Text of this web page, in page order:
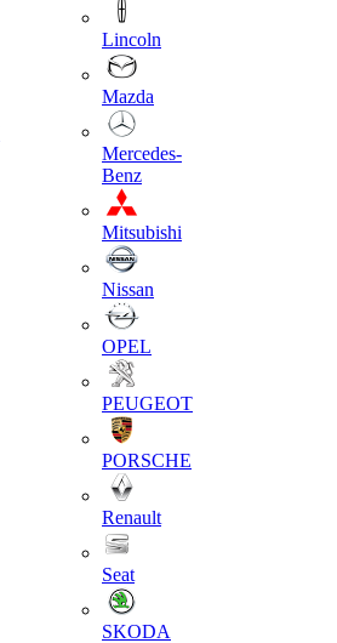
Lincoln
Mazda
Mercedes-
Benz
Mitsubishi
Nissan
OPEL
PEUGEOT
PORSCHE
Renault
Seat
SKODA